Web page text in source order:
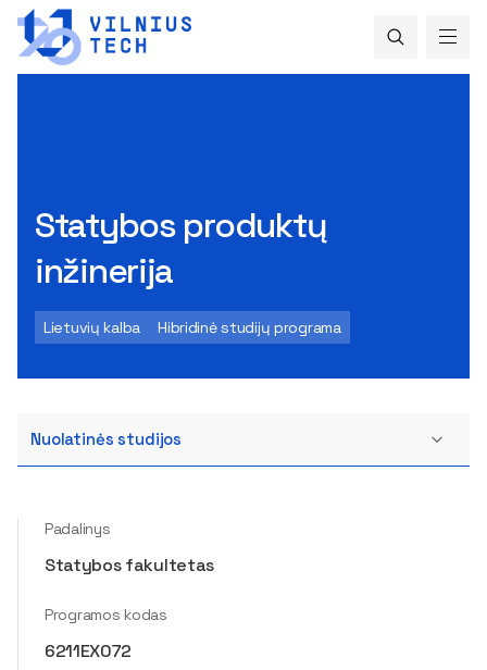
Statybos produktų
inžinerija
Lietuvių kalba Hibridinė studijų programa
Nuolatinės studijos
Padalinys
Statybos fakultetas
Programos kodas
6211EX072